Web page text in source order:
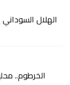
الهلال
الخرطوم..